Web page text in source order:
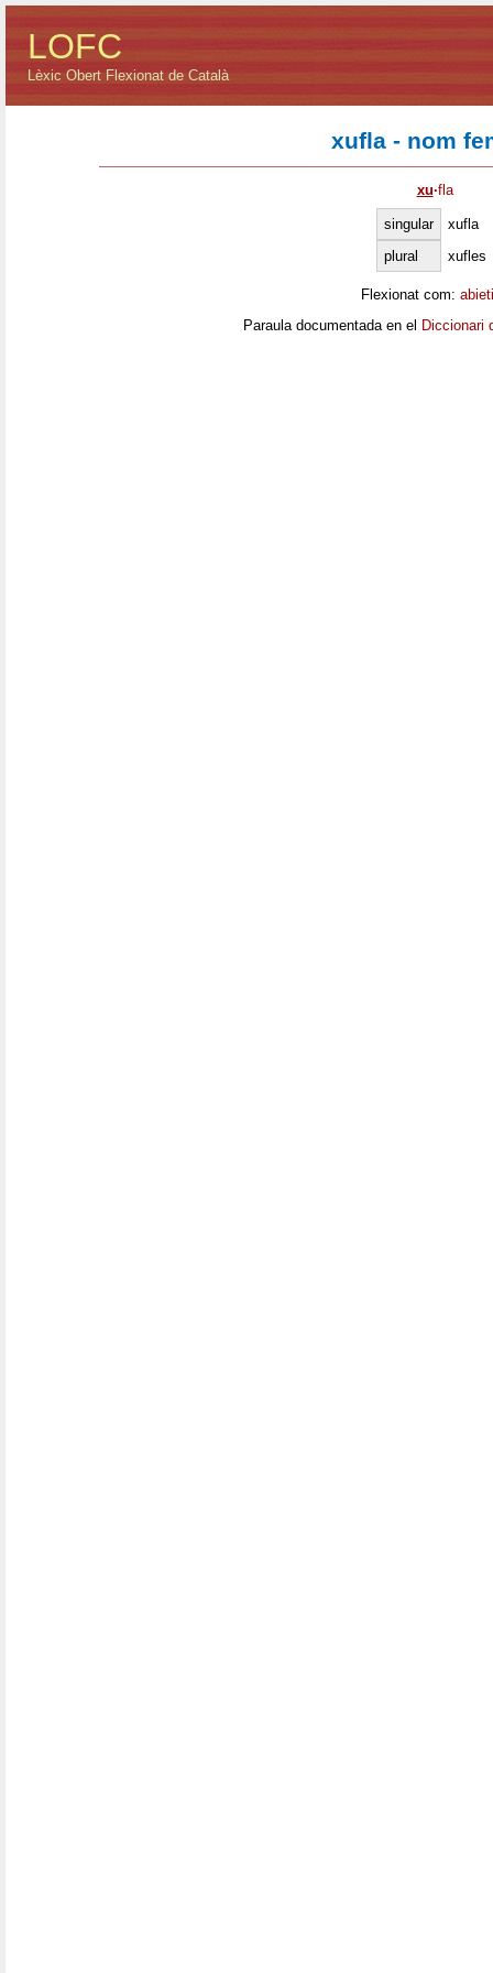
LOFC
Lèxic Obert Flexionat de Català
xufla - nom
xu·fla
singular
xufla
plural
xufles
Flexionat com:
Paraula documentada en el Diccionari